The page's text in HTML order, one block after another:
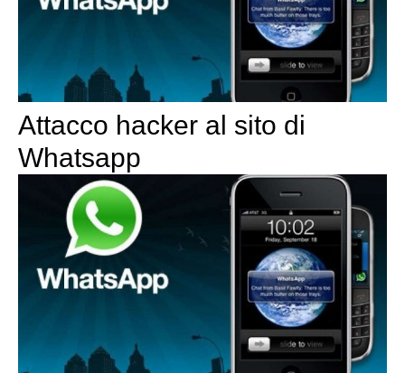
Attacco hacker al sito di
Whatsapp